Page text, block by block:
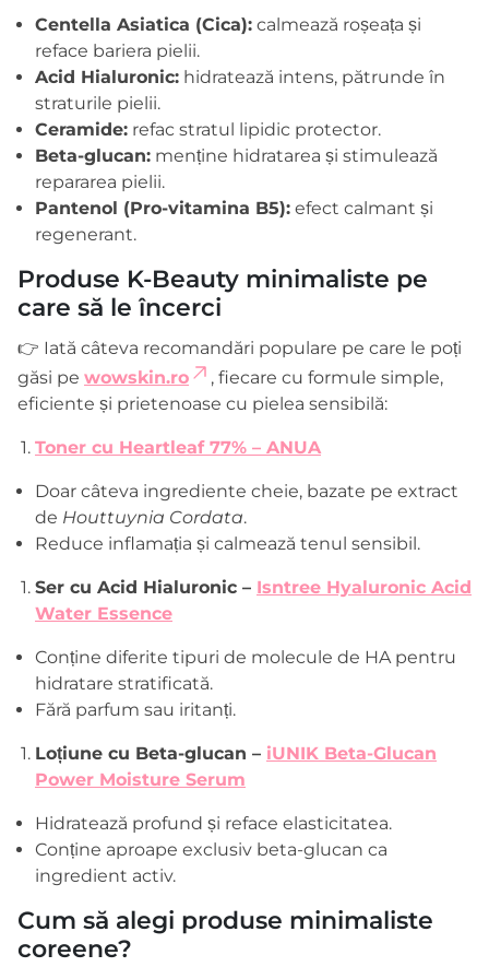
Centella Asiatica (Cica): calmează roșeața și
reface bariera pielii.
Acid Hialuronic: hidratează intens, pătrunde în
straturile pielii.
Ceramide: refac stratul lipidic protector.
Beta-glucan: menține hidratarea și stimulează
repararea pielii.
Pantenol (Pro-vitamina B5): efect calmant și
regenerant.
Produse K-Beauty minimaliste pe
care să le încerci
👉 Iată câteva recomandări populare pe care le poți
găsi pe wowskin.ro
, fiecare cu formule simple,
eficiente și prietenoase cu pielea sensibilă:
Toner cu Heartleaf 77% – ANUA
Doar câteva ingrediente cheie, bazate pe extract
de Houttuynia Cordata.
Reduce inflamația și calmează tenul sensibil.
Ser cu Acid Hialuronic – Isntree Hyaluronic Acid
Water Essence
Conține diferite tipuri de molecule de HA pentru
hidratare stratificată.
Fără parfum sau iritanți.
Loțiune cu Beta-glucan – iUNIK Beta-Glucan
Power Moisture Serum
Hidratează profund și reface elasticitatea.
Conține aproape exclusiv beta-glucan ca
ingredient activ.
Cum să alegi produse minimaliste
coreene?